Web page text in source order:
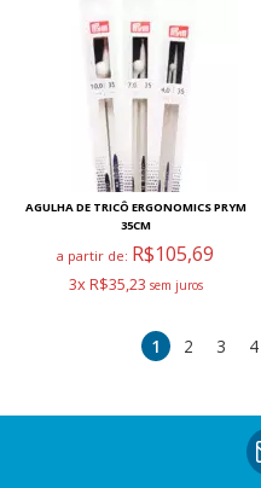
AGULHA DE TRICÔ ERGONOMICS PRYM
35CM
a partir de: R$105,69
3x R$35,23
1 2 3 4